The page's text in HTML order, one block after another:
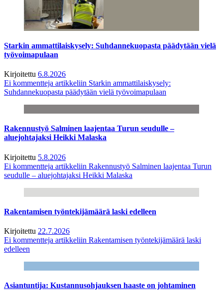
Starkin ammattilaiskysely: Suhdannekuopasta päädytään vielä
työvoimapulaan
Kirjoitettu 6.8.2026
Ei kommentteja artikkeliin Starkin ammattilaiskysely:
Suhdannekuopasta päädytään vielä työvoimapulaan
Rakennustyö Salminen laajentaa Turun seudulle –
aluejohtajaksi Heikki Malaska
Kirjoitettu 5.8.2026
Ei kommentteja artikkeliin Rakennustyö Salminen laajentaa Turun
seudulle – aluejohtajaksi Heikki Malaska
Rakentamisen työntekijämäärä laski edelleen
Kirjoitettu 22.7.2026
Ei kommentteja artikkeliin Rakentamisen työntekijämäärä laski
edelleen
Asiantuntija: Kustannusohjauksen haaste on johtaminen